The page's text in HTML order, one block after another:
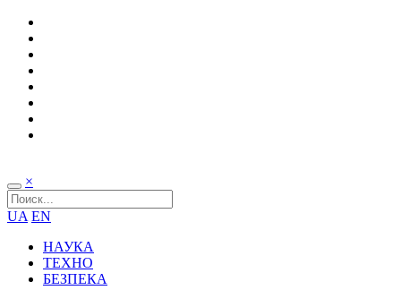
×
UA EN
НАУКА
ТЕХНО
БЕЗПЕКА